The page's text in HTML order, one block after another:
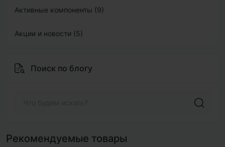
Активные компоненты (9)
Акции и новости (5)
Поиск по блогу
Рекомендуемые товары